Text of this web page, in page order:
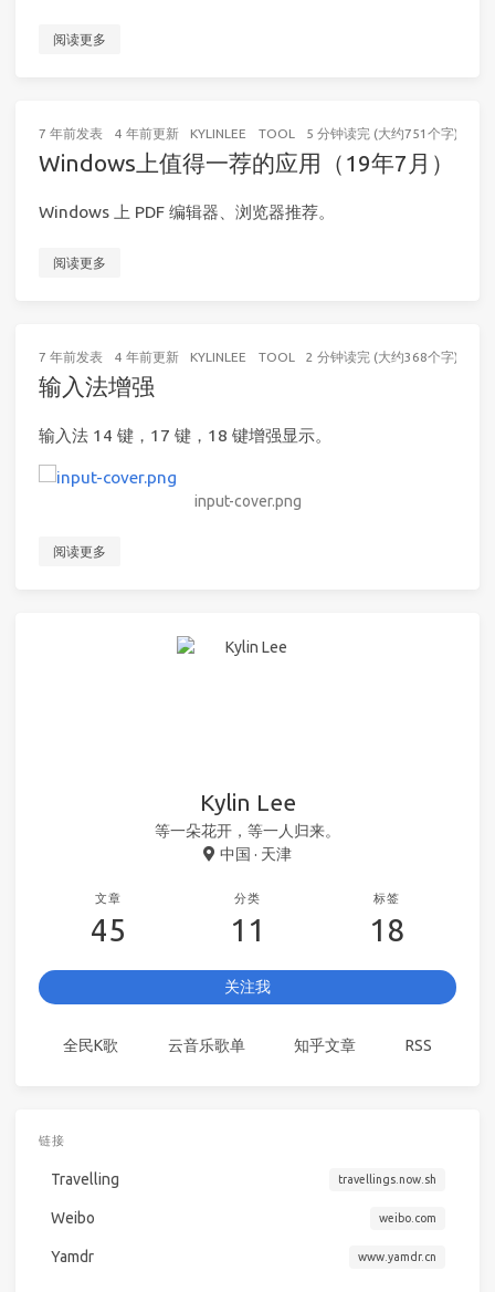
阅读更多
7 年前发表 4 年前更新 KYLINLEE TOOL 5 分钟读完 (大约751个字)
Windows上值得一荐的应用（19年7月）
Windows 上 PDF 编辑器、浏览器推荐。
阅读更多
7 年前发表 4 年前更新 KYLINLEE TOOL 2 分钟读完 (大约368个字)
输入法增强
输入法 14 键，17 键，18 键增强显示。
input-cover.png
阅读更多
Kylin Lee
等一朵花开，等一人归来。
中国 · 天津
文章
45
分类
11
标签
18
关注我
全民K歌 云音乐歌单 知乎文章 RSS
链接
Travelling travellings.now.sh
Weibo weibo.com
Yamdr www.yamdr.cn